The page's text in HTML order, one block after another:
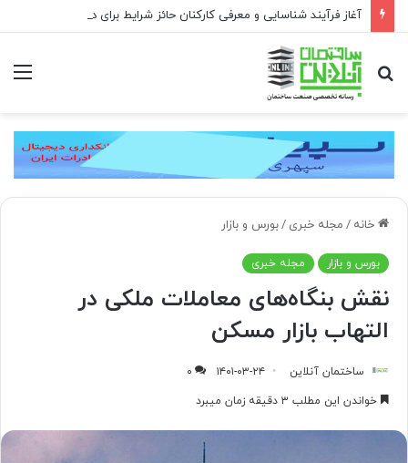
جستجو
برای
خانه / مجله خبری /بورس و بازار
بورس و بازار مجله خبری
نقش بنگاه‌های معاملات ملکی در
التهاب بازار مسکن
ساختمان آنلاین ۱۴۰۱-۰۳-۲۴
۰
خواندن این مطلب ۳ دقیقه زمان میبرد